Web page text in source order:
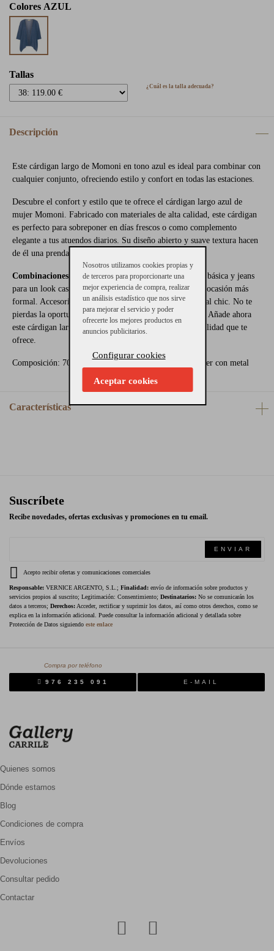
Colores AZUL
Tallas
¿Cuál es la talla adecuada?
Descripción
Este cárdigan largo de Momoni en tono azul es ideal para combinar con
cualquier conjunto, ofreciendo estilo y confort en todas las estaciones.
Descubre el confort y estilo que te ofrece el cárdigan largo azul de
mujer Momoni. Fabricado con materiales de alta calidad, este cárdigan
es perfecto para sobreponer en días frescos o como complemento
elegante a tus atuendos diarios. Su diseño abierto y suave textura hacen
de él una prenda esencial en tu vestuario.
Combinaciones Posibles:Combínalo con una camiseta básica y jeans
para un look casual o con un vestido y tacones para una ocasión más
formal. Accesoriza con joyas discretas para un toque final chic. No te
pierdas la oportunidad de vestir con estilo y comodidad. Añade ahora
este cárdigan largo a tu colección y disfruta de la versatilidad que te
ofrece.
Composición: 70% Viscosa 15% Poliamida 15% Poliéster con metal
Características
Suscríbete
Recibe novedades, ofertas exclusivas y promociones en tu email.
ENVIAR
Acepto recibir ofertas y comunicaciones comerciales
Responsable: VERNICE ARGENTO, S.L.; Finalidad: envío de información sobre productos y
servicios propios al suscrito; Legitimación: Consentimiento; Destinatarios: No se comunicarán los
datos a terceros; Derechos: Acceder, rectificar y suprimir los datos, así como otros derechos, como se
explica en la información adicional. Puede consultar la información adicional y detallada sobre
Protección de Datos siguiendo este enlace
Compra por teléfono
976 235 091 E-MAIL
Quienes somos
Dónde estamos
Blog
Condiciones de compra
Envíos
Devoluciones
Consultar pedido
Contactar
Nosotros utilizamos cookies propias y
de terceros para proporcionarte una
mejor experiencia de compra, realizar
un análisis estadístico que nos sirve
para mejorar el servicio y poder
ofrecerte los mejores productos en
anuncios publicitarios.
Configurar cookies
Aceptar cookies